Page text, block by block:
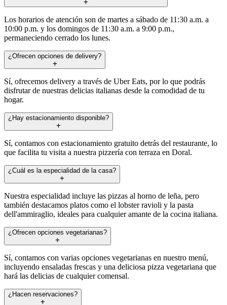
Los horarios de atención son de martes a sábado de 11:30 a.m. a
10:00 p.m. y los domingos de 11:30 a.m. a 9:00 p.m.,
permaneciendo cerrado los lunes.
¿Ofrecen opciones de delivery?
Sí, ofrecemos delivery a través de Uber Eats, por lo que podrás
disfrutar de nuestras delicias italianas desde la comodidad de tu
hogar.
¿Hay estacionamiento disponible?
Sí, contamos con estacionamiento gratuito detrás del restaurante, lo
que facilita tu visita a nuestra pizzería con terraza en Doral.
¿Cuál es la especialidad de la casa?
Nuestra especialidad incluye las pizzas al horno de leña, pero
también destacamos platos como el lobster ravioli y la pasta
dell'ammiraglio, ideales para cualquier amante de la cocina italiana.
¿Ofrecen opciones vegetarianas?
Sí, contamos con varias opciones vegetarianas en nuestro menú,
incluyendo ensaladas frescas y una deliciosa pizza vegetariana que
hará las delicias de cualquier comensal.
¿Hacen reservaciones?